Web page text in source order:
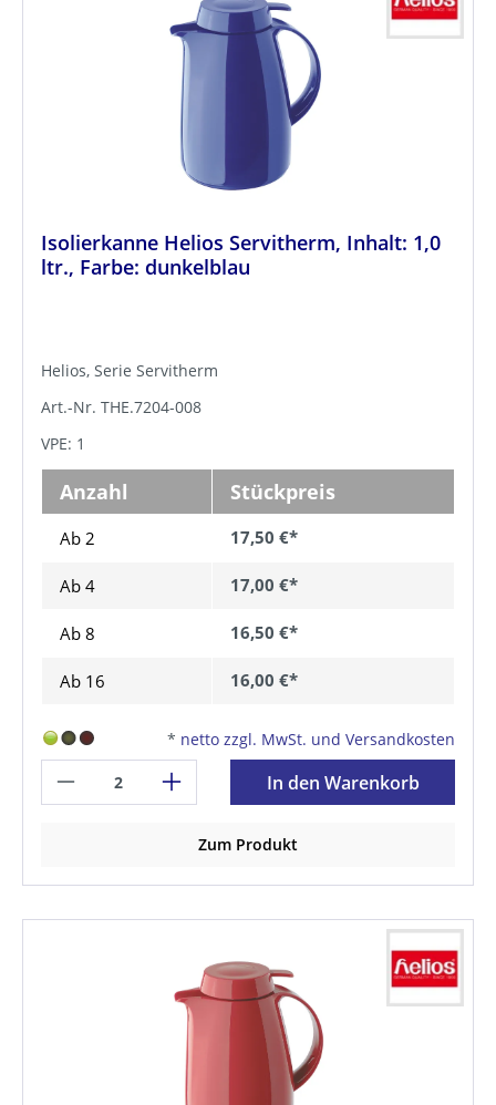
Isolierkanne Helios Servitherm, Inhalt: 1,0
ltr., Farbe: dunkelblau
Helios, Serie Servitherm
Art.-Nr. THE.7204-008
VPE: 1
Anzahl Stückpreis
Ab 2 17,50 €*
Ab 4 17,00 €*
Ab 8 16,50 €*
Ab 16 16,00 €*
* netto zzgl. MwSt. und Versandkosten
In den Warenkorb
Zum Produkt